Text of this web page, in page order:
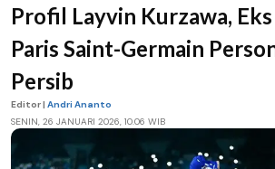
Profil Layvin Kurzawa,
Paris Saint-Germain
Persib
Editor | Andri Ananto
SENIN, 26 JANUARI 2026, 10.06 WIB